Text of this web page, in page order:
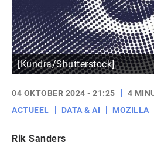
[Kundra/Shutterstock]
04 OKTOBER 2024 - 21:25
4
ACTUEEL
DATA & AI MOZILLA
Rik Sanders